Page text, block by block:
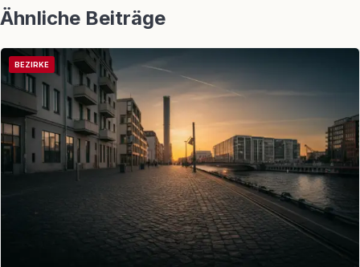
Ähnliche Beiträge
BEZIRKE